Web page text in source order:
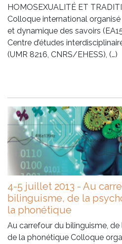
HOMOSEXUALITÉ ET
Colloque international
et dynamique des savoirs
Centre d’études
(UMR 8216, CNRS/EHESS), (…)
4-5 juillet 2013 - Au
bilinguisme, de la
la phonétique
Au carrefour du bilinguisme,
de la phonétique Colloque